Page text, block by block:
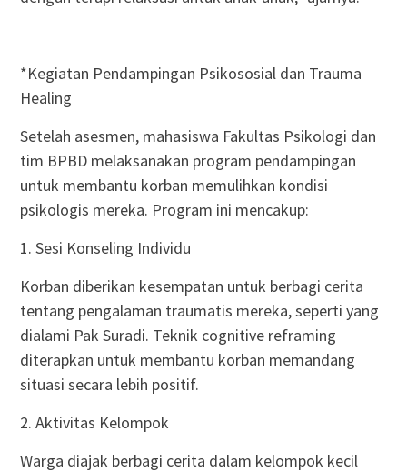
*Kegiatan Pendampingan Psikososial dan Trauma
Healing
Setelah asesmen, mahasiswa Fakultas Psikologi dan
tim BPBD melaksanakan program pendampingan
untuk membantu korban memulihkan kondisi
psikologis mereka. Program ini mencakup:
1. Sesi Konseling Individu
Korban diberikan kesempatan untuk berbagi cerita
tentang pengalaman traumatis mereka, seperti yang
dialami Pak Suradi. Teknik cognitive reframing
diterapkan untuk membantu korban memandang
situasi secara lebih positif.
2. Aktivitas Kelompok
Warga diajak berbagi cerita dalam kelompok kecil